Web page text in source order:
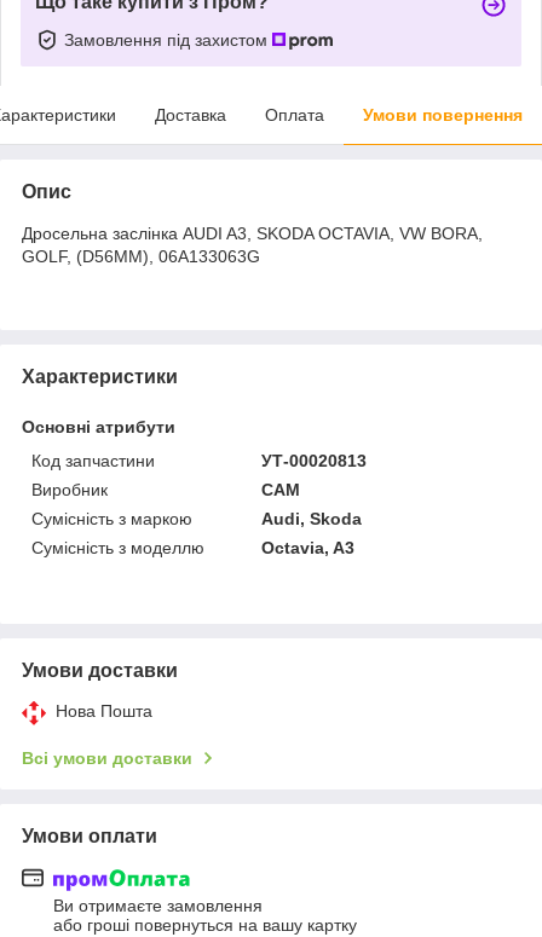
Замовлення під захистом
Доставка Оплата Умови повернення
Опис
Дросельна заслінка AUDI A3, SKODA OCTAVIA, VW BORA,
GOLF, (D56MM), 06A133063G
Характеристики
Основні атрибути
Код запчастини
УТ-00020813
Виробник
CAM
Сумісність з маркою
Audi, Skoda
Сумісність з моделлю
Octavia, A3
Умови доставки
Нова Пошта
Всі умови доставки
Умови оплати
Ви отримаєте замовлення
або гроші повернуться на вашу картку